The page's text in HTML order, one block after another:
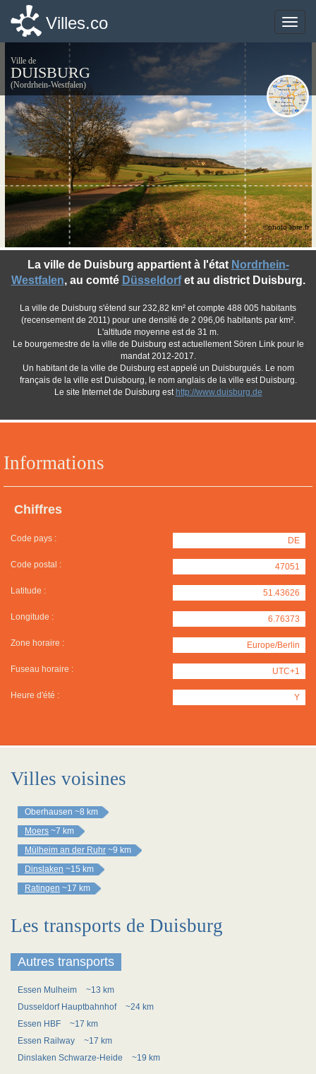
Toggle
Villes.co
Ville de
DUISBURG
(Nordrhein-Westfalen)
Informations
Chiffres
Code pays : DE
Code postal : 47051
Latitude : 51.43626
Longitude : 6.76373
Zone horaire : Europe/Berlin
Fuseau horaire : UTC+1
Heure d'été : Y
La ville de Duisburg appartient à l'état Nordrhein-
Westfalen, au comté Düsseldorfet au district Duisburg.
La ville de Duisburg s'étend sur 232,82 km² et compte 488 005 habitants
(recensement de 2011) pour une densité de 2 096,06 habitants par km².
L'altitude moyenne est de 31 m.
Le bourgemestre de la ville de Duisburg est actuellement Sören Link pour le
mandat 2012-2017.
Un habitant de la ville de Duisburg est appelé un Duisburgués. Le nom
français de la ville est Duisbourg, le nom anglais de la ville est Duisburg.
Le site Internet de Duisburg est http://www.duisburg.de
©photo-libre.fr
Villes voisines
Oberhausen ~8 km
Moers ~7 km
Mülheim an der Ruhr ~9 km
Dinslaken ~15 km
Ratingen ~17 km
Les transports de Duisburg
Autres transports
Essen Mulheim
~13 km
Dusseldorf Hauptbahnhof
~24 km
Essen HBF
~17 km
Essen Railway
~17 km
Dinslaken Schwarze-Heide
~19 km
Toggle
Villes.co